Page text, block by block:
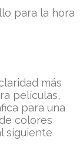
para la hora
más
películas,
para una
colores
siguiente